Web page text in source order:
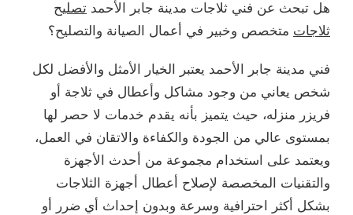
هل تبحث عن فني ثلاجات مدينة جابر الأحمد تصليح
ثلاجات متخصص وخبير في أعمال الصيانة والتصليح؟
فني مدينة جابر الأحمد يعتبر الخيار الأمثل والأفضل لكل
شخص يعاني من وجود مشاكل وأعطال في ثلاجة أو
فريزر منزله، حيث يتميز بأنه يقدم خدمات لا حصر لها
بمستوى عالي من الجودة والكفاءة والاتقان في العمل،
ويعتمد على استخدام مجموعة من أحدث الأجهزة
والتقنيات المخصصة لإصلاح أعطال أجهزة الثلاجات
بشكل أكثر احترافية وسرعة وبدون إحداث أي ضرر أو